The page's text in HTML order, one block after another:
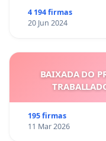
4 194 firmas
20 Jun 2024
BAIXADA DO
195 firmas
11 Mar 2026